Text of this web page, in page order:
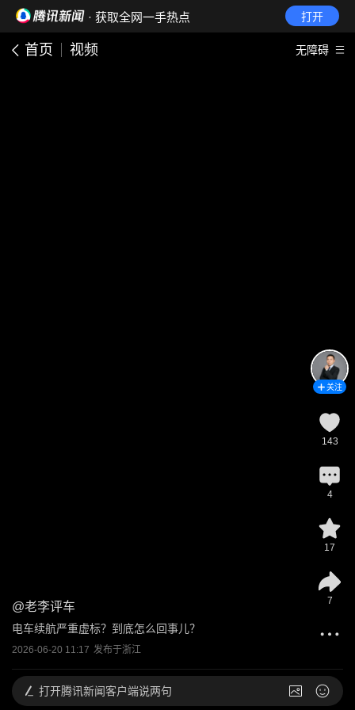
· 获取全网一手热点 打开
首页 视频 无障碍
@老李评车
电车续航严重虚标？到底怎么回事儿？
2026-06-20 11:17 发布于浙江
关注
143
4
17
7
打开腾讯新闻客户端说两句